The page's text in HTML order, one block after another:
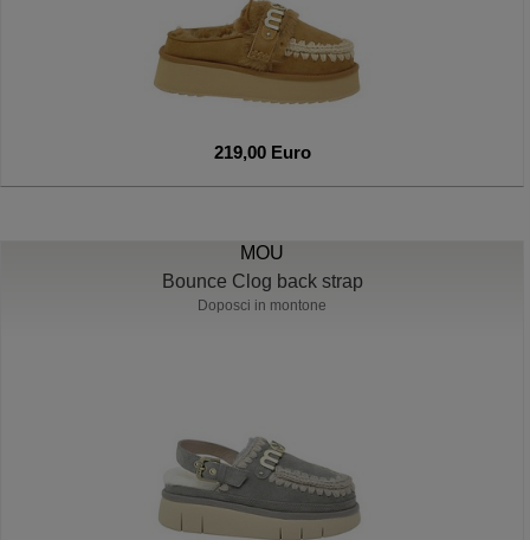
219,00 Euro
MOU
Bounce Clog back strap
Doposci in montone